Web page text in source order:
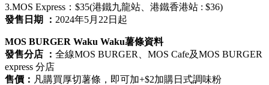
3.MOS Express：$35(港鐵九龍站、港鐵香港站 : $36)
發售日期 ： 2024年5月22日起
MOS BURGER Waku Waku薯條資料
發售分店 ： 全線MOS BURGER、MOS Cafe及MOS BURGER
express 分店
售價： 凡購買厚切薯條，即可加+$2加購日式調味粉